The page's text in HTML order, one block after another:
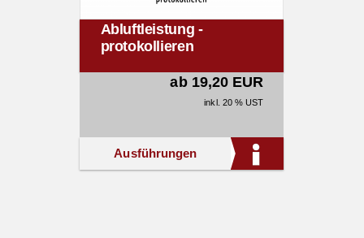
Abluftleistung -
protokollieren
ab 19,20 EUR
inkl. 20 % UST
Ausführungen